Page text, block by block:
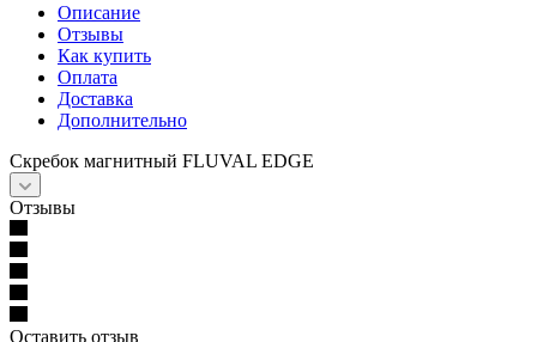
Описание
Отзывы
Как купить
Оплата
Доставка
Дополнительно
Скребок магнитный FLUVAL EDGE
Отзывы
Оставить отзыв